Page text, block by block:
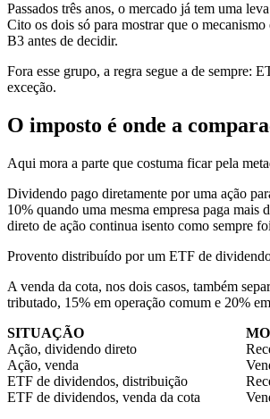
Passados três anos, o mercado já tem uma
Cito os dois só para mostrar que o
B3 antes de decidir.
Fora esse grupo, a regra segue a de sempre:
exceção.
O imposto é onde a
Aqui mora a parte que costuma ficar pela
Dividendo pago diretamente por uma ação
10% quando uma mesma empresa paga
direto de ação continua isento como sempre
Provento distribuído por um ETF de
A venda da cota, nos dois casos, também
tributado, 15% em operação comum e 20%
SITUAÇÃO
Ação, dividendo direto
Ação, venda
ETF de dividendos, distribuição
ETF de dividendos, venda da cota